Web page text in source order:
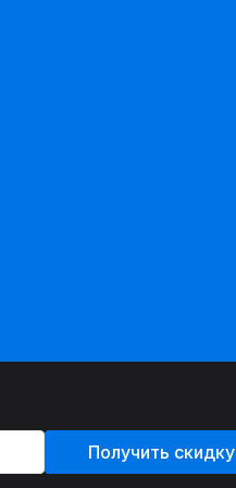
Получить скидку